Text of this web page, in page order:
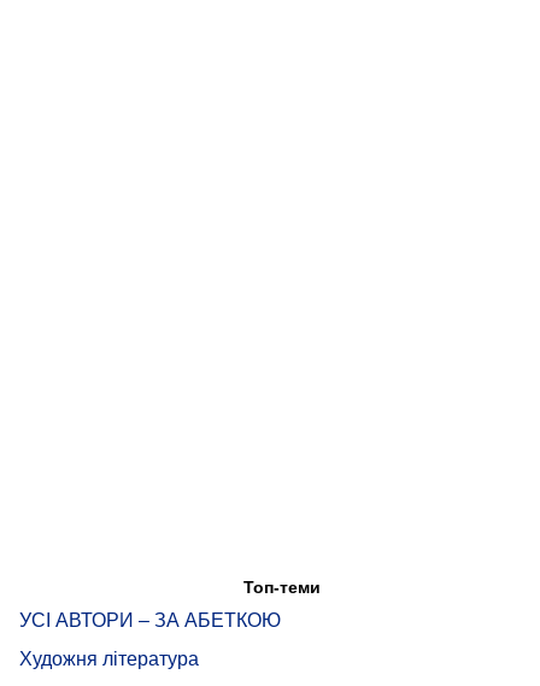
Топ-теми
УСІ АВТОРИ – ЗА АБЕТКОЮ
Художня література